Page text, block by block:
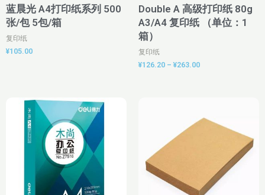
蓝晨光 A4打印纸系列 500
张/包 5包/箱
复印纸
¥105.00
Double A 高级打印纸 80g
A3/A4 复印纸 （单位：1
箱）
复印纸
¥126.20 – ¥263.00
价
范
围：
¥82.00
至
¥93.00